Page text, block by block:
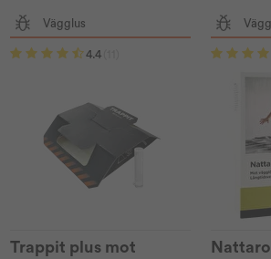
Vägglus
4.4
Trappit plus mot